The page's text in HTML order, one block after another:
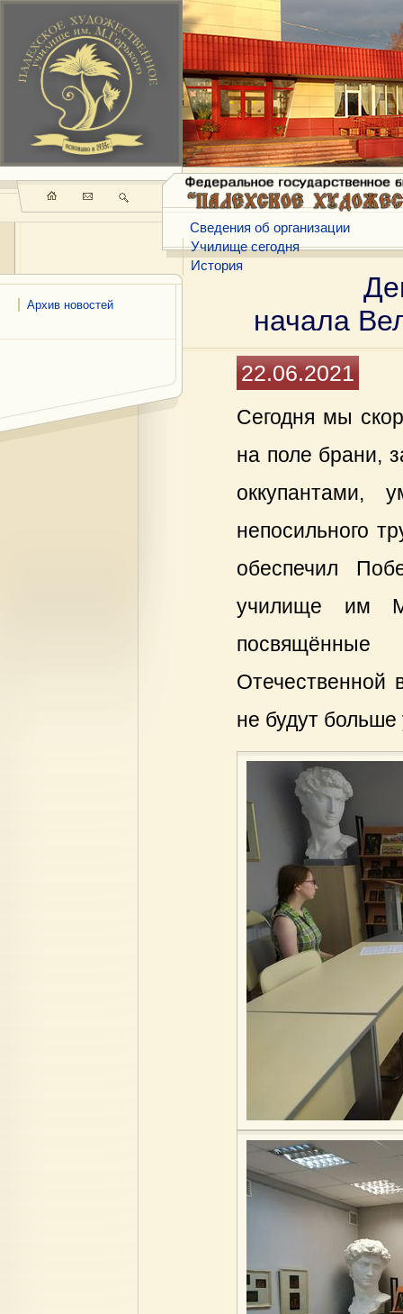
Архив новостей
Сведения об организации
Училище сегодня
История
начала
22.06.2021
Сегодня мы
на поле брани,
оккупантами,
непосильного
обеспечил
училище им
Отечественной
не будут